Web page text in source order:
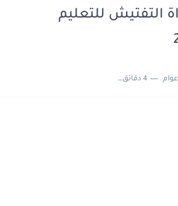
التفتيش للتعليم
4 دقائق للقراءة